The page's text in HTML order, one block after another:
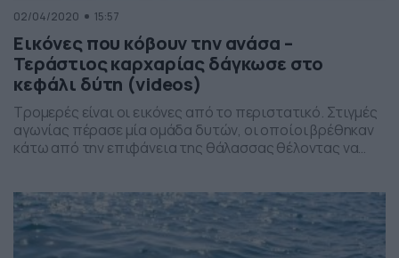
02/04/2020 15:57
Εικόνες που κόβουν την ανάσα –
Τεράστιος καρχαρίας δάγκωσε στο
κεφάλι δύτη (videos)
Τρομερές είναι οι εικόνες από το περιστατικό. Στιγμές
αγωνίας πέρασε μία ομάδα δυτών, οι οποίοι βρέθηκαν
κάτω από την επιφάνεια της θάλασσας θέλοντας να
βρέθηκε στα σαγόνια του, σε μία τρομερή μάχη. Τα
βίντεο έχουν γίνει viral τους τελευταίους μήνες στο […]